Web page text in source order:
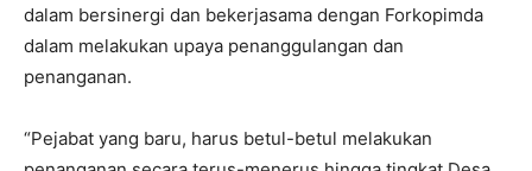
dalam bersinergi dan bekerjasama dengan Forkopimda
dalam melakukan upaya penanggulangan dan
penanganan.
“Pejabat yang baru, harus betul-betul melakukan